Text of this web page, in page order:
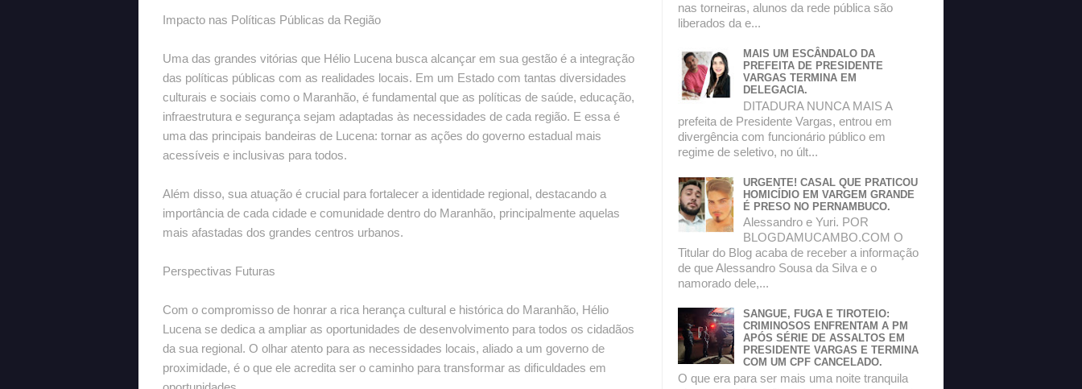
Impacto nas Políticas Públicas da Região
Uma das grandes vitórias que Hélio Lucena busca alcançar em sua gestão é a integração
das políticas públicas com as realidades locais. Em um Estado com tantas diversidades
culturais e sociais como o Maranhão, é fundamental que as políticas de saúde, educação,
infraestrutura e segurança sejam adaptadas às necessidades de cada região. E essa é
uma das principais bandeiras de Lucena: tornar as ações do governo estadual mais
acessíveis e inclusivas para todos.
Além disso, sua atuação é crucial para fortalecer a identidade regional, destacando a
importância de cada cidade e comunidade dentro do Maranhão, principalmente aquelas
mais afastadas dos grandes centros urbanos.
Perspectivas Futuras
Com o compromisso de honrar a rica herança cultural e histórica do Maranhão, Hélio
Lucena se dedica a ampliar as oportunidades de desenvolvimento para todos os cidadãos
da sua regional. O olhar atento para as necessidades locais, aliado a um governo de
proximidade, é o que ele acredita ser o caminho para transformar as dificuldades em
nas torneiras, alunos da rede pública são
liberados da e...
MAIS UM ESCÂNDALO DA
PREFEITA DE PRESIDENTE
VARGAS TERMINA EM
DELEGACIA.
DITADURA NUNCA MAIS A
prefeita de Presidente Vargas, entrou em
divergência com funcionário público em
regime de seletivo, no últ...
URGENTE! CASAL QUE PRATICOU
HOMICÍDIO EM VARGEM GRANDE
É PRESO NO PERNAMBUCO.
Alessandro e Yuri. POR
BLOGDAMUCAMBO.COM O
Titular do Blog acaba de receber a informação
de que Alessandro Sousa da Silva e o
namorado dele,...
SANGUE, FUGA E TIROTEIO:
CRIMINOSOS ENFRENTAM A PM
APÓS SÉRIE DE ASSALTOS EM
PRESIDENTE VARGAS E TERMINA
COM UM CPF CANCELADO.
O que era para ser mais uma noite tranquila